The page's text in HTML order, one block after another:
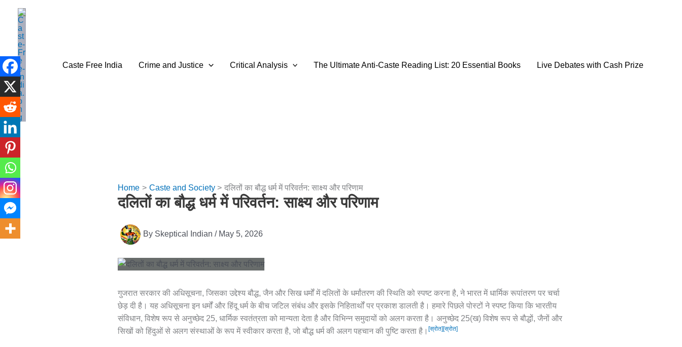
content
Caste Free India Crime and Justice Critical Analysis The Ultimate Anti-Caste Reading List: 20 Essential Books Live Debates with Cash Prize
Home Caste and Society दलितों का बौद्ध धर्म में परिवर्तन: साक्ष्य और परिणाम
दलितों का बौद्ध धर्म में परिवर्तन: साक्ष्य और परिणाम
By Skeptical Indian / May 5, 2026
गुजरात सरकार की अधिसूचना, जिसका उद्देश्य बौद्ध, जैन और सिख धर्मों में दलितों के धर्मांतरण की स्थिति को स्पष्ट करना है, ने भारत में धार्मिक रूपांतरण पर चर्चा
छेड़ दी है। यह अधिसूचना इन धर्मों और हिंदू धर्म के बीच जटिल संबंध और इसके निहितार्थों पर प्रकाश डालती है। हमारे पिछले पोस्टों ने स्पष्ट किया कि भारतीय
संविधान, विशेष रूप से अनुच्छेद 25, धार्मिक स्वतंत्रता को मान्यता देता है और विभिन्न समुदायों को अलग करता है। अनुच्छेद 25(ख) विशेष रूप से बौद्धों, जैनों और
सिखों को हिंदुओं से अलग संस्थाओं के रूप में स्वीकार करता है, जो बौद्ध धर्म की अलग पहचान की पुष्टि करता है। [स्रोत][स्रोत]